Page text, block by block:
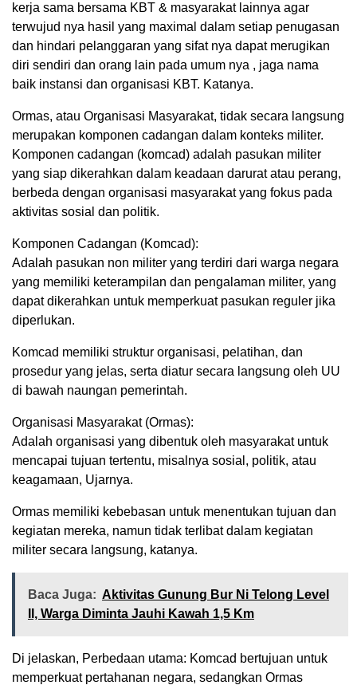
kerja sama bersama KBT & masyarakat lainnya agar
terwujud nya hasil yang maximal dalam setiap penugasan
dan hindari pelanggaran yang sifat nya dapat merugikan
diri sendiri dan orang lain pada umum nya , jaga nama
baik instansi dan organisasi KBT. Katanya.
Ormas, atau Organisasi Masyarakat, tidak secara langsung
merupakan komponen cadangan dalam konteks militer.
Komponen cadangan (komcad) adalah pasukan militer
yang siap dikerahkan dalam keadaan darurat atau perang,
berbeda dengan organisasi masyarakat yang fokus pada
aktivitas sosial dan politik.
Komponen Cadangan (Komcad):
Adalah pasukan non militer yang terdiri dari warga negara
yang memiliki keterampilan dan pengalaman militer, yang
dapat dikerahkan untuk memperkuat pasukan reguler jika
diperlukan.
Komcad memiliki struktur organisasi, pelatihan, dan
prosedur yang jelas, serta diatur secara langsung oleh UU
di bawah naungan pemerintah.
Organisasi Masyarakat (Ormas):
Adalah organisasi yang dibentuk oleh masyarakat untuk
mencapai tujuan tertentu, misalnya sosial, politik, atau
keagamaan, Ujarnya.
Ormas memiliki kebebasan untuk menentukan tujuan dan
kegiatan mereka, namun tidak terlibat dalam kegiatan
militer secara langsung, katanya.
Baca Juga: Aktivitas Gunung Bur Ni Telong Level
II, Warga Diminta Jauhi Kawah 1,5 Km
Di jelaskan, Perbedaan utama: Komcad bertujuan untuk
memperkuat pertahanan negara, sedangkan Ormas